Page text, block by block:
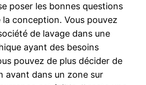
poser les bonnes questions
conception. Vous pouvez
de lavage dans une
ayant des besoins
pouvez de plus décider de
avant dans un zone sur